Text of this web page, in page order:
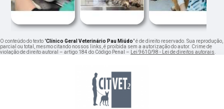
O conteúdo do texto "Clínico Geral Veterinário Pau Miúdo" é de direito reservado. Sua reprodução,
parcial ou total, mesmo citando nossos links, é proibida sem a autorização do autor. Crime de
violação de direito autoral – artigo 184 do Código Penal –
Lei 9610/98 - Lei de direitos autorais